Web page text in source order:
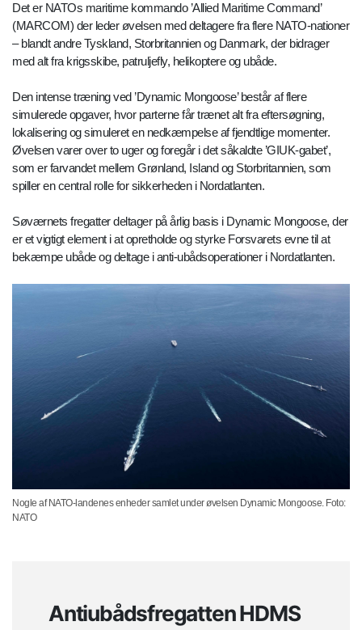
Det er NATOs maritime kommando ’Allied Maritime Command’
(MARCOM) der leder øvelsen med deltagere fra flere NATO-nationer
– blandt andre Tyskland, Storbritannien og Danmark, der bidrager
med alt fra krigsskibe, patruljefly, helikoptere og ubåde.
Den intense træning ved ’Dynamic Mongoose’ består af flere
simulerede opgaver, hvor parterne får trænet alt fra eftersøgning,
lokalisering og simuleret en nedkæmpelse af fjendtlige momenter.
Øvelsen varer over to uger og foregår i det såkaldte ’GIUK-gabet’,
som er farvandet mellem Grønland, Island og Storbritannien, som
spiller en central rolle for sikkerheden i Nordatlanten.
Søværnets fregatter deltager på årlig basis i Dynamic Mongoose, der
er et vigtigt element i at opretholde og styrke Forsvarets evne til at
bekæmpe ubåde og deltage i anti-ubådsoperationer i Nordatlanten.
Nogle af NATO-landenes enheder samlet under øvelsen Dynamic Mongoose. Foto:
NATO
Antiubådsfregatten HDMS